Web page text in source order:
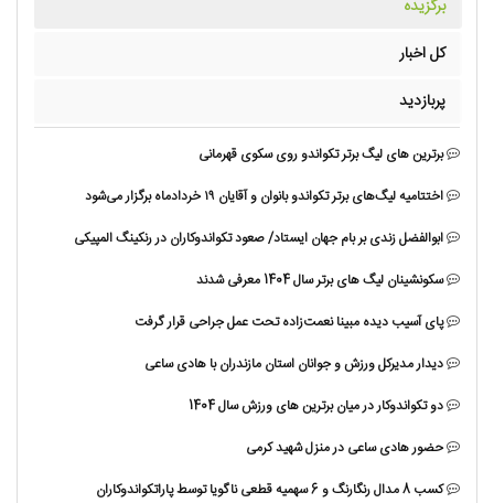
برگزیده
کل اخبار
پربازدید
برترین های لیگ برتر تکواندو روی سکوی قهرمانی
اختتامیه لیگ‌های برتر تکواندو بانوان و آقایان ۱۹ خردادماه برگزار می‌شود
ابوالفضل زندی بر بام جهان ایستاد/ صعود تکواندوکاران در رنکینگ المپیکی
سکونشینان لیگ های برتر سال 1404 معرفی شدند
پای آسیب دیده مبینا نعمت‌زاده تحت عمل جراحی قرار گرفت
دیدار مدیرکل ورزش و جوانان استان مازندران با هادی ساعی
دو تکواندوکار در میان برترین های ورزش سال 1404
حضور هادی ساعی در منزل شهید کرمی
کسب 8 مدال رنگارنگ و 6 سهمیه قطعی ناگویا توسط پاراتکواندوکاران